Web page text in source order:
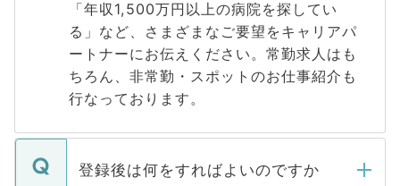
「年収1,500万円以上の病院を探してい
る」など、さまざまなご要望をキャリアパ
ートナーにお伝えください。常勤求人はも
ちろん、非常勤・スポットのお仕事紹介も
行なっております。
登録後は何をすればよいのですか